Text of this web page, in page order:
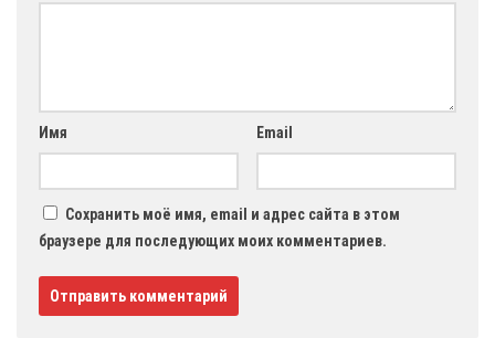
Имя Email
Сохранить моё имя, email и адрес сайта в этом
браузере для последующих моих комментариев.